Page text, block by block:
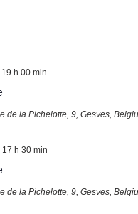
19 h 00 min
de la Pichelotte, 9, Gesves,
17 h 30 min
de la Pichelotte, 9, Gesves,